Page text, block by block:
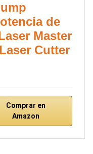
de
Master
Cutter
Comprar en
Amazon